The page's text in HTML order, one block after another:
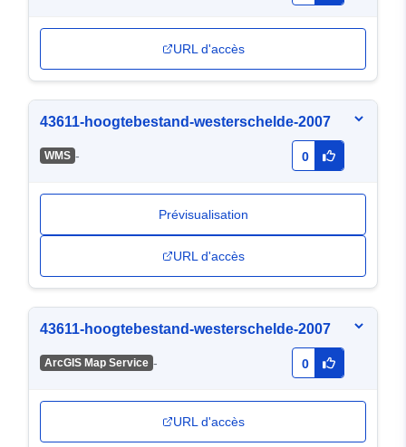
URL d'accès
43611-hoogtebestand-westerschelde-2007
WMS - 0
Prévisualisation
URL d'accès
43611-hoogtebestand-westerschelde-2007
ArcGIS Map Service - 0
URL d'accès